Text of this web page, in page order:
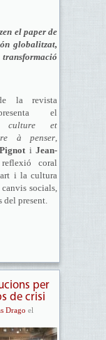
el paper de
globalitzat,
la revista
el
culture et
à penser,
iJean-
coral
i la cultura
socials,
present.
per
de crisi
Drago el